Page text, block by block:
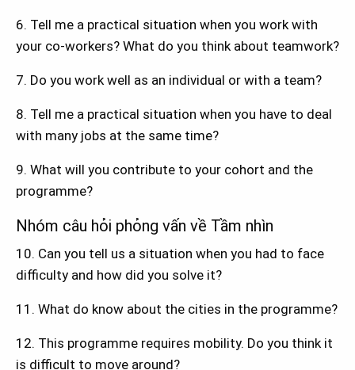
6. Tell me a practical situation when you work with
your co-workers? What do you think about teamwork?
7. Do you work well as an individual or with a team?
8. Tell me a practical situation when you have to deal
with many jobs at the same time?
9. What will you contribute to your cohort and the
programme?
Nhóm câu hỏi phỏng vấn về Tầm nhìn
10. Can you tell us a situation when you had to face
difficulty and how did you solve it?
11. What do know about the cities in the programme?
12. This programme requires mobility. Do you think it
is difficult to move around?